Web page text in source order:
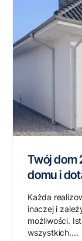
Twój dom
domu i
Każda
inaczej i
możliwości.
wszystkich....